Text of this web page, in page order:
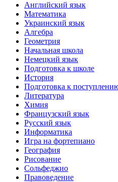
Английский язык
Математика
Украинский язык
Алгебра
Геометрия
Начальная школа
Немецкий язык
Подготовка к школе
История
Подготовка к
Литература
Химия
Французский язык
Русский язык
Информатика
Игра на фортепиано
География
Рисование
Сольфеджио
Правоведение